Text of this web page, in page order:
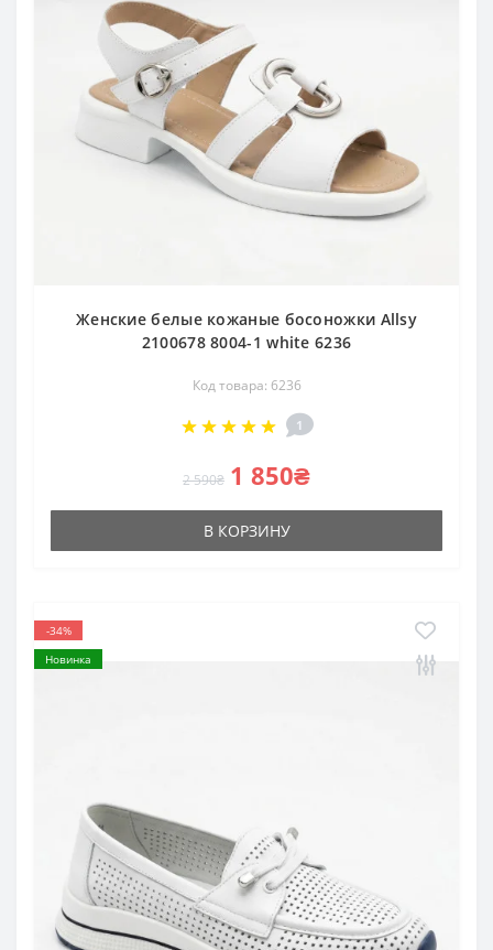
Женские белые кожаные босоножки Allsy
2100678 8004-1 white 6236
Код товара: 6236
1
2 590₴ 1 850₴
В КОРЗИНУ
-34%
Новинка